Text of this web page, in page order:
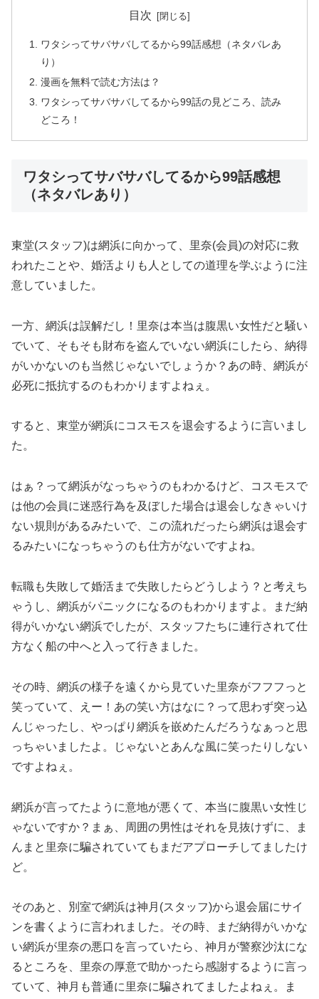
目次
ワタシってサバサバしてるから99話感想（ネタバレあ
り）
漫画を無料で読む方法は？
ワタシってサバサバしてるから99話の見どころ、読み
どころ！
ワタシってサバサバしてるから99話感想
（ネタバレあり）
東堂(スタッフ)は網浜に向かって、里奈(会員)の対応に救
われたことや、婚活よりも人としての道理を学ぶように注
意していました。
一方、網浜は誤解だし！里奈は本当は腹黒い女性だと騒い
でいて、そもそも財布を盗んでいない網浜にしたら、納得
がいかないのも当然じゃないでしょうか？あの時、網浜が
必死に抵抗するのもわかりますよねぇ。
すると、東堂が網浜にコスモスを退会するように言いまし
た。
はぁ？って網浜がなっちゃうのもわかるけど、コスモスで
は他の会員に迷惑行為を及ぼした場合は退会しなきゃいけ
ない規則があるみたいで、この流れだったら網浜は退会す
るみたいになっちゃうのも仕方がないですよね。
転職も失敗して婚活まで失敗したらどうしよう？と考えち
ゃうし、網浜がパニックになるのもわかりますよ。まだ納
得がいかない網浜でしたが、スタッフたちに連行されて仕
方なく船の中へと入って行きました。
その時、網浜の様子を遠くから見ていた里奈がフフフっと
笑っていて、えー！あの笑い方はなに？って思わず突っ込
んじゃったし、やっぱり網浜を嵌めたんだろうなぁっと思
っちゃいましたよ。じゃないとあんな風に笑ったりしない
ですよねぇ。
網浜が言ってたように意地が悪くて、本当に腹黒い女性じ
ゃないですか？まぁ、周囲の男性はそれを見抜けずに、ま
んまと里奈に騙されていてもまだアプローチしてましたけ
ど。
そのあと、別室で網浜は神月(スタッフ)から退会届にサイ
ンを書くように言われました。その時、まだ納得がいかな
い網浜が里奈の悪口を言っていたら、神月が警察沙汰にな
るところを、里奈の厚意で助かったら感謝するように言っ
ていて、神月も普通に里奈に騙されてましたよねぇ。ま